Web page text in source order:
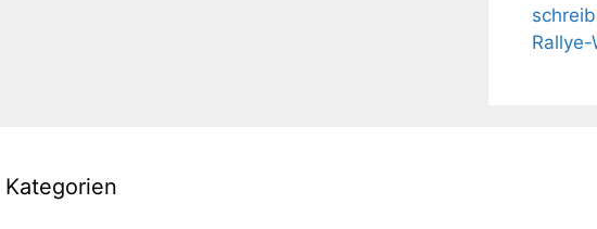
Kategorien